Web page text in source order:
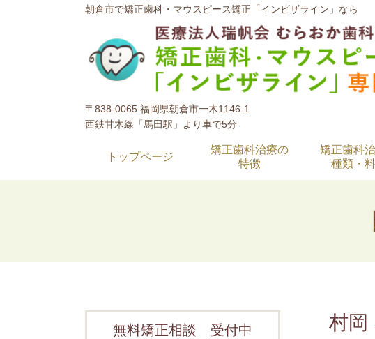
朝倉市で矯正歯科・マウスピース矯正「インビザライン」なら
〒838-0065 福岡県朝倉市一木1146-1
西鉄甘木線「馬田駅」より車で5分
トップページ
矯正歯科治療の
特徴
矯正歯科
種類・
村岡
無料矯正相談 受付中